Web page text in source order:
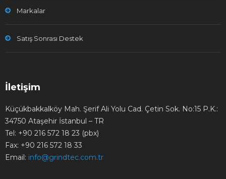
Markalar
Satış Sonrası Destek
İletişim
Küçükbakkalköy Mah. Şerif Ali Yolu Cad. Çetin Sok. No:15 P.K.:
34750 Ataşehir İstanbul – TR
Tel: +90 216 572 18 23 (pbx)
Fax: +90 216 572 18 33
Email: info@grindtec.com.tr